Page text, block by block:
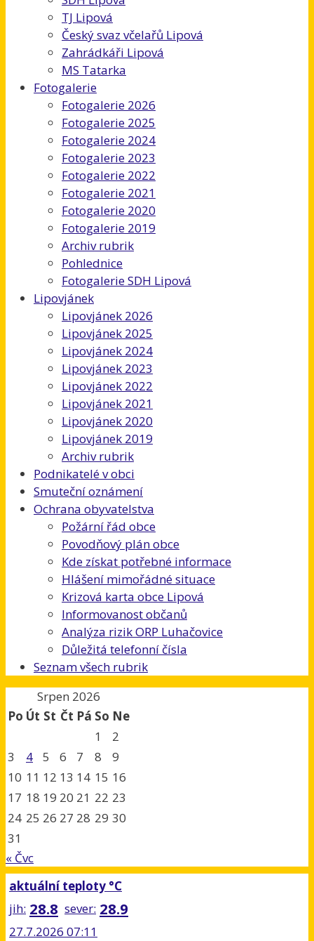
TJ Lipová
Český svaz včelařů Lipová
Zahrádkáři Lipová
MS Tatarka
Fotogalerie
Fotogalerie 2026
Fotogalerie 2025
Fotogalerie 2024
Fotogalerie 2023
Fotogalerie 2022
Fotogalerie 2021
Fotogalerie 2020
Fotogalerie 2019
Archiv rubrik
Pohlednice
Fotogalerie SDH Lipová
Lipovjánek
Lipovjánek 2026
Lipovjánek 2025
Lipovjánek 2024
Lipovjánek 2023
Lipovjánek 2022
Lipovjánek 2021
Lipovjánek 2020
Lipovjánek 2019
Archiv rubrik
Podnikatelé v obci
Smuteční oznámení
Ochrana obyvatelstva
Požární řád obce
Povodňový plán obce
Kde získat potřebné informace
Hlášení mimořádné situace
Krizová karta obce Lipová
Informovanost občanů
Analýza rizik ORP Luhačovice
Důležitá telefonní čísla
Seznam všech rubrik
Srpen 2026
Po Út St Čt Pá So Ne
1
2
3
4 5 6 7 8
9
10 11 12 13 14 15 16
17 18 19 20 21 22 23
24 25 26 27 28 29 30
31
« Čvc
aktuální teploty °C
jih: 28.8 sever: 28.9
27.7.2026 07:11